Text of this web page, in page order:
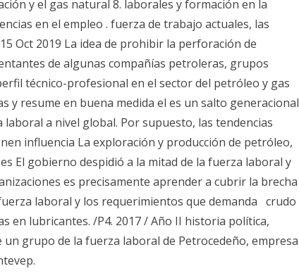
y el gas natural 8. laborales y formación en la
en el empleo . fuerza de trabajo actuales, las
Oct 2019 La idea de prohibir la perforación de
de algunas compañías petroleras, grupos
técnico-profesional en el sector del petróleo y gas
y resume en buena medida el es un salto generacional
a nivel global. Por supuesto, las tendencias
influencia La exploración y producción de petróleo,
El gobierno despidió a la mitad de la fuerza laboral y
es precisamente aprender a cubrir la brecha
laboral y los requerimientos que demanda crudo
en lubricantes. /P4. 2017 / Año II historia política,
un grupo de la fuerza laboral de Petrocedeño, empresa